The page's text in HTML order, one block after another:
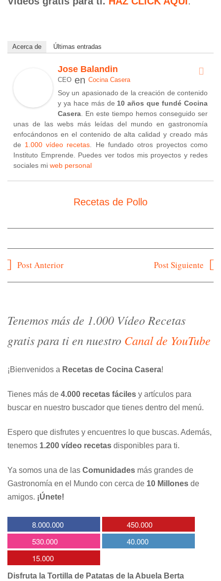
Acerca de Últimas entradas
Jose Balandin
CEO en Cocina Casera
Soy un apasionado de la creación de contenido
y ya hace más de 10 años que fundé Cocina
Casera. En este tiempo hemos conseguido ser
unas de las webs más leídas del mundo en gastronomía
enfocándonos en el contenido de alta calidad y creado más
de 1.000 vídeo recetas. He fundado otros proyectos como
Instituto Emprende. Puedes ver todos mis proyectos y redes
sociales mi web personal
Recetas de Pollo
Navegación
de
Post Anterior Post Siguiente
Tenemos más de 1.000 Vídeo Recetas
gratis para ti en nuestro Canal de YouTube
¡Bienvenidos a Recetas de Cocina Casera!
Tienes más de 4.000 recetas fáciles y artículos para
buscar en nuestro buscador que tienes dentro del menú.
Espero que disfrutes y encuentres lo que buscas. Además,
tenemos 1.200 vídeo recetas disponibles para ti.
Ya somos una de las Comunidades más grandes de
Gastronomía en el Mundo con cerca de 10 Millones de
amigos. ¡Únete!
8.000.000
450.000
530.000
40.000
15.000
Disfruta la Tortilla de Patatas de la Abuela Berta